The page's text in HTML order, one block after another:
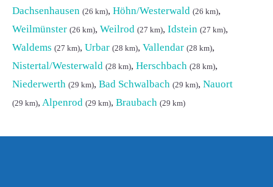
Dachsenhausen (26 km), Höhn/Westerwald (26 km),
Weilmünster (26 km), Weilrod (27 km), Idstein (27 km),
Waldems (27 km), Urbar (28 km), Vallendar (28 km),
Nistertal/Westerwald (28 km), Herschbach (28 km),
Niederwerth (29 km), Bad Schwalbach (29 km), Nauort
(29 km), Alpenrod (29 km), Braubach (29 km)